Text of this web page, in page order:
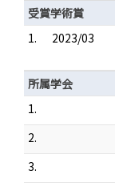
受賞学術賞
1.
2023/03
所属学会
1.
2.
3.